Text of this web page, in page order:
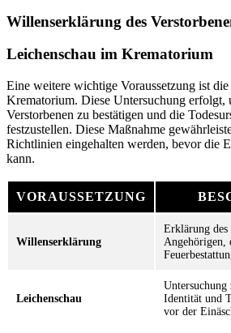
Willenserklärung des
Leichenschau im Krematorium
Eine weitere wichtige Voraussetzung ist die
Krematorium. Diese Untersuchung erfolgt,
Verstorbenen zu bestätigen und die
festzustellen. Diese Maßnahme
Richtlinien eingehalten werden, bevor die
kann.
VORAUSSETZUNG
Willenserklärung
Erklärung des
Angehörigen,
Leichenschau
Untersuchung
Identität und
vor der